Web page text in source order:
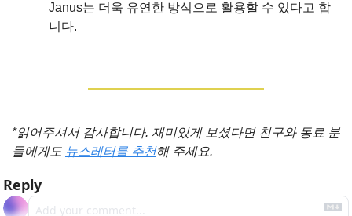
Janus는 더욱 유연한 방식으로 활용할 수 있다고 합
니다.
*읽어주셔서 감사합니다. 재미있게 보셨다면 친구와 동료 분
들에게도 뉴스레터를 추천해 주세요.
Reply